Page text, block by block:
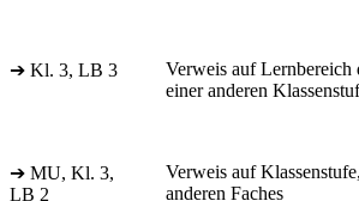
➔ Kl. 3, LB 3
Verweis auf Lernbereich
einer anderen
➔ MU, Kl. 3,
LB 2
Verweis auf
anderen Faches